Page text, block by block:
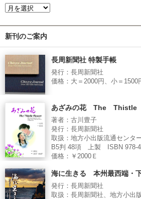
新刊のご案内
長周新聞社 特製手帳
発行：長周新聞社
価格：大＝2000円、小＝1500
あざみの花 The Thistle
著者：古川豊子
発行：長周新聞社
取扱：地方小出版流通センタ
B5判 48項 上製 ISBN 978-
価格：￥2000Ｅ
海に生きる 本州最西端・
発行：長周新聞社
取扱：長周新聞社、地方小出